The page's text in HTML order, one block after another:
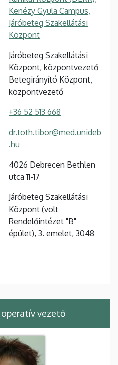
Kenézy Gyula Campus,
Járóbeteg Szakellátási
Központ
Járóbeteg Szakellátási
Központ, központvezető
Betegirányító Központ,
központvezető
+36 52 513 668
dr.toth.tibor@med.unideb
.hu
4026 Debrecen Bethlen
utca 11-17
Járóbeteg Szakellátási
Központ (volt
Rendelőintézet "B"
épület), 3. emelet, 3048
operatív vezető